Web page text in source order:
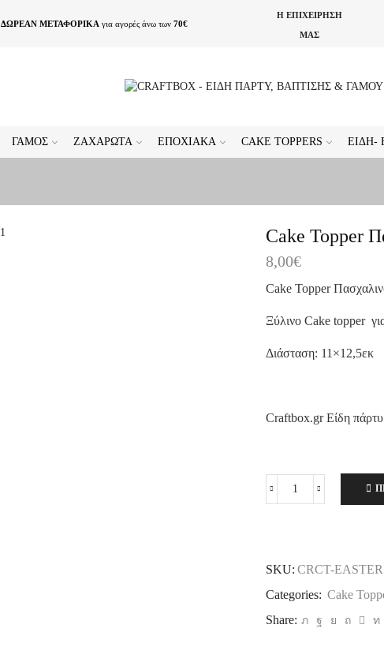
ΔΩΡΕΑΝ ΜΕΤΑΦΟΡΙΚΑ για αγορές άνω των 70€
Η ΕΠΙΧΕΙΡΗΣΗ
ΜΑΣ
ΓΆΜΟΣ ΖΑΧΑΡΩΤΆ ΕΠΟΧΙΑΚΆ CAKE TOPPERS ΕΊΔΗ-
Cake Topper
8,00€
Cake Topper
Ξύλινο Cake topper
Διάσταση: 11×12,5εκ
Craftbox.gr Είδη
Cake
ποσότητα
SKU: CRCT-
Categories: Cake
Share: